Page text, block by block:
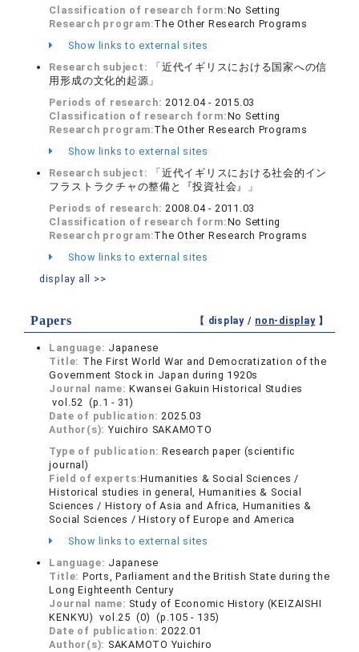
Classification of research form:No Setting
Research program:The Other Research Programs
Show links to external sites
Research subject:
「近代イギリスにおける国家への信
用形成の文化的起源」
Periods of research:2012.04 - 2015.03
Classification of research form:No Setting
Research program:The Other Research Programs
Show links to external sites
Research subject:
「近代イギリスにおける社会的イン
フラストラクチャの整備と『投資社会』」
Periods of research:2008.04 - 2011.03
Classification of research form:No Setting
Research program:The Other Research Programs
Show links to external sites
display all >>
Papers 【 display / non-display】
Language: Japanese
Title: The First World War and Democratization of the
Government Stock in Japan during 1920s
Journal name:Kwansei Gakuin Historical Studies
vol.52 (p.1 - 31)
Date of publication:2025.03
Author(s): Yuichiro SAKAMOTO
Type of publication:Research paper (scientific
journal)
Field of experts:Humanities & Social Sciences /
Historical studies in general, Humanities & Social
Sciences / History of Asia and Africa, Humanities &
Social Sciences / History of Europe and America
Show links to external sites
Language: Japanese
Title: Ports, Parliament and the British State during the
Long Eighteenth Century
Journal name: Study of Economic History (KEIZAISHI
KENKYU) vol.25 (0) (p.105 - 135)
Date of publication:2022.01
Author(s): SAKAMOTO Yuichiro